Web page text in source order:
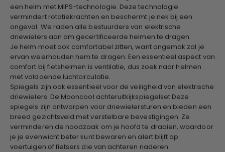
een helm met MIPS-technologie. Deze technologie
vermindert rotatiekrachten en beschermt je nek bij een
ongeval. We raden alle bestuurders van elektrische
driewielers aan om gecertificeerde helmen te dragen.
Je helm moet ook comfortabel zitten, want ongemak zal je
ervan weerhouden hem te dragen. Een essentieel aspect van
comfort bij fietshelmen is ventilatie, dus zoek naar helmen
met voldoende luchtcirculatie.
Spiegels zijn ook essentieel voor de veiligheid van elektrische
driewielers. De Mooncool achteruitkijkspiegelset Deze
spiegels zijn ontworpen voor driewielersturen en bieden een
breed gezichtsveld met verstelbare bevestigingen. Ze
verminderen de noodzaak om je hoofd te draaien, waardoor
je je evenwicht beter kunt bewaren en alert blijft op
voertuigen of fietsers die van achteren naderen.